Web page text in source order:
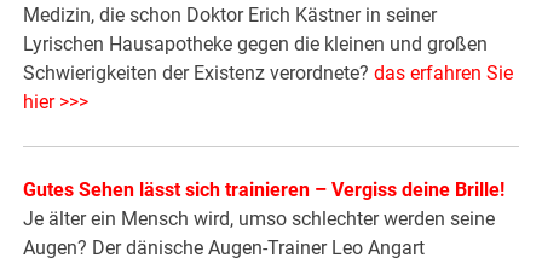
Medizin, die schon Doktor Erich Kästner in seiner
Lyrischen Hausapotheke gegen die kleinen und großen
Schwierigkeiten der Existenz verordnete?das erfahren Sie
hier >>>
Gutes Sehen lässt sich trainieren – Vergiss deine Brille!
Je älter ein Mensch wird, umso schlechter werden seine
Augen? Der dänische Augen-Trainer Leo Angart